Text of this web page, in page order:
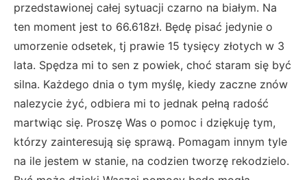
przedstawionej całej sytuacji czarno na białym. Na
ten moment jest to 66.618zł. Będę pisać jedynie o
umorzenie odsetek, tj prawie 15 tysięcy złotych w 3
lata. Spędza mi to sen z powiek, choć staram się być
silna. Każdego dnia o tym myślę, kiedy zaczne znów
nalezycie żyć, odbiera mi to jednak pełną radość
martwiąc się. Proszę Was o pomoc i dziękuję tym,
którzy zainteresują się sprawą. Pomagam innym tyle
na ile jestem w stanie, na codzien tworzę rekodzielo.